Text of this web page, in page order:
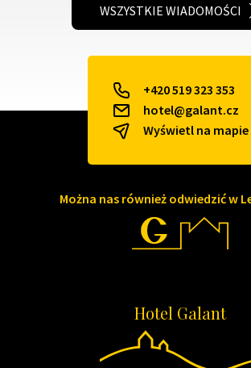
WSZYSTKIE WIADOMOŚCI
+420 519 323 353
hotel@galant.cz
Wyświetl na mapie
Można nas również odwiedzić w
Hotel Galant